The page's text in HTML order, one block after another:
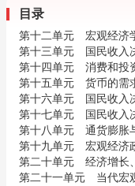
目录
第十二单元 宏观经济
第十三单元 国民收入
第十四单元 消费和投
第十五单元 货币的需
第十六单元 国民收入
第十七单元 国民收入
第十八单元 通货膨胀
第十九单元 宏观经济
第二十单元 经济增长
第二十一单元 当代宏